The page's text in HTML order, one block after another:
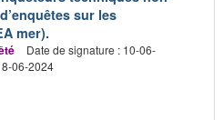
sur les
mer).
Date de signature : 10-06-
06-2024